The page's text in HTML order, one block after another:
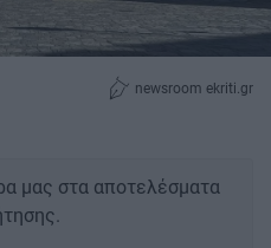
newsroom ekriti.gr
μας στα αποτελέσματα